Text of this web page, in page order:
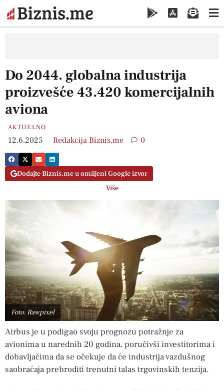
Do 2044. globalna industrija
proizvešće 43.420 komercijalnih
aviona
AKTUELNO
12.6.2025 Redakcija Biznis.me 0
Dodajte Biznis.me u omiljeni Google izvor
Više
Foto: Rawpixel
Airbus je u podigao svoju prognozu potražnje za
avionima u narednih 20 godina, poručivši investitorima i
dobavljačima da se očekuje da će industrija vazdušnog
saobraćaja prebroditi trenutni talas trgovinskih tenzija.